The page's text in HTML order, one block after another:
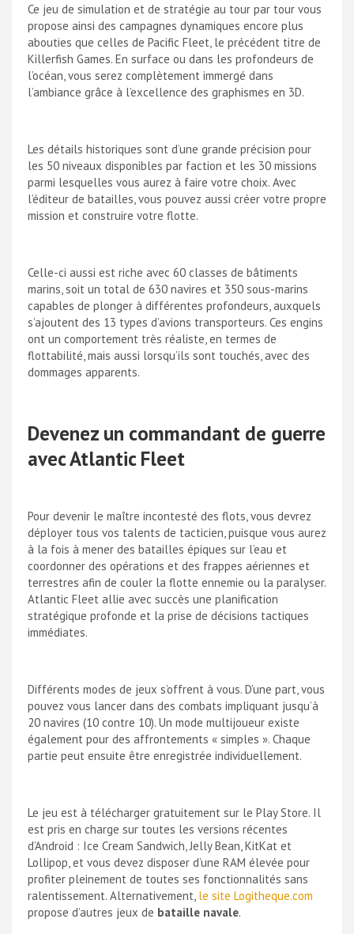
Ce jeu de simulation et de stratégie au tour par tour vous
propose ainsi des campagnes dynamiques encore plus
abouties que celles de Pacific Fleet, le précédent titre de
Killerfish Games. En surface ou dans les profondeurs de
l’océan, vous serez complètement immergé dans
l’ambiance grâce à l’excellence des graphismes en 3D.
Les détails historiques sont d’une grande précision pour
les 50 niveaux disponibles par faction et les 30 missions
parmi lesquelles vous aurez à faire votre choix. Avec
l’éditeur de batailles, vous pouvez aussi créer votre propre
mission et construire votre flotte.
Celle-ci aussi est riche avec 60 classes de bâtiments
marins, soit un total de 630 navires et 350 sous-marins
capables de plonger à différentes profondeurs, auxquels
s’ajoutent des 13 types d’avions transporteurs. Ces engins
ont un comportement très réaliste, en termes de
flottabilité, mais aussi lorsqu’ils sont touchés, avec des
dommages apparents.
Devenez un commandant de guerre
avec Atlantic Fleet
Pour devenir le maître incontesté des flots, vous devrez
déployer tous vos talents de tacticien, puisque vous aurez
à la fois à mener des batailles épiques sur l’eau et
coordonner des opérations et des frappes aériennes et
terrestres afin de couler la flotte ennemie ou la paralyser.
Atlantic Fleet allie avec succès une planification
stratégique profonde et la prise de décisions tactiques
immédiates.
Différents modes de jeux s’offrent à vous. D’une part, vous
pouvez vous lancer dans des combats impliquant jusqu’à
20 navires (10 contre 10). Un mode multijoueur existe
également pour des affrontements « simples ». Chaque
partie peut ensuite être enregistrée individuellement.
Le jeu est à télécharger gratuitement sur le Play Store. Il
est pris en charge sur toutes les versions récentes
d’Android : Ice Cream Sandwich, Jelly Bean, KitKat et
Lollipop, et vous devez disposer d’une RAM élevée pour
profiter pleinement de toutes ses fonctionnalités sans
ralentissement. Alternativement, le site Logitheque.com
propose d’autres jeux de bataille navale.